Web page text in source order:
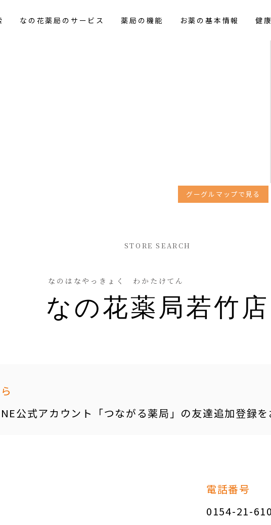
なの花薬局のサービス 薬局の機能 お薬の基本情報 健
STORE SEARCH
なのはなやっきょく わかたけてん
なの花薬局若竹店
グーグルマップで見る
公式アカウント「つながる薬局」の友達追加登録を
電話番号
0154-21-